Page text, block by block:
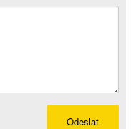
Odeslat